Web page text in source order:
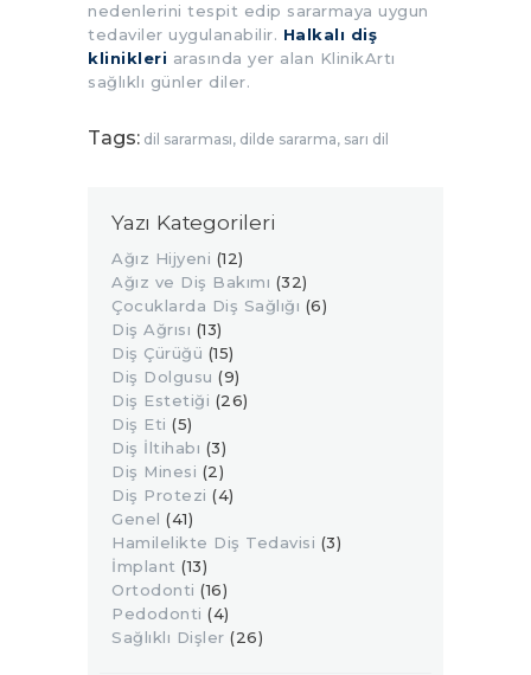
nedenlerini tespit edip sararmaya uygun
tedaviler uygulanabilir. Halkalı diş
klinikleri arasında yer alan KlinikArtı
sağlıklı günler diler.
Tags: dil sararması, dilde sararma, sarı dil
Yazı Kategorileri
Ağız Hijyeni (12)
Ağız ve Diş Bakımı (32)
Çocuklarda Diş Sağlığı (6)
Diş Ağrısı (13)
Diş Çürüğü (15)
Diş Dolgusu (9)
Diş Estetiği (26)
Diş Eti (5)
Diş İltihabı (3)
Diş Minesi (2)
Diş Protezi (4)
Genel (41)
Hamilelikte Diş Tedavisi (3)
İmplant (13)
Ortodonti (16)
Pedodonti (4)
Sağlıklı Dişler (26)